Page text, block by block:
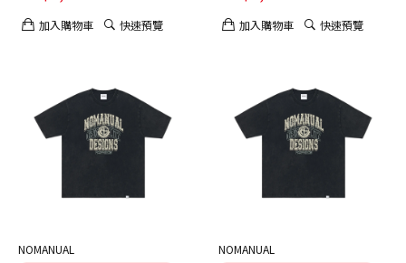
加入購物車 快速預覽 加入購物車 快速預覽
NOMANUAL NOMANUAL